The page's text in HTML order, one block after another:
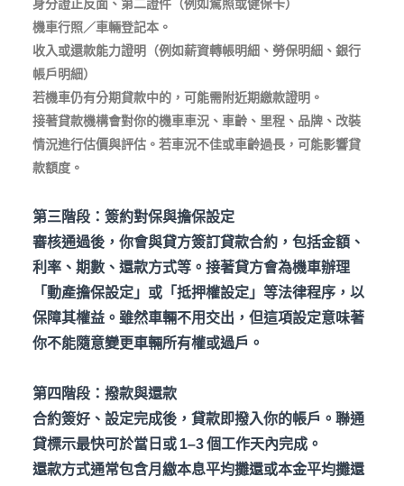
身分證正反面、第二證件（例如駕照或健保卡）
機車行照／車輛登記本。
收入或還款能力證明（例如薪資轉帳明細、勞保明細、銀行
帳戶明細）
若機車仍有分期貸款中的，可能需附近期繳款證明。
接著貸款機構會對你的機車車況、車齡、里程、品牌、改裝
情況進行估價與評估。若車況不佳或車齡過長，可能影響貸
款額度。
第三階段：簽約對保與擔保設定
審核通過後，你會與貸方簽訂貸款合約，包括金額、
利率、期數、還款方式等。接著貸方會為機車辦理
「動產擔保設定」或「抵押權設定」等法律程序，以
保障其權益。雖然車輛不用交出，但這項設定意味著
你不能隨意變更車輛所有權或過戶。
第四階段：撥款與還款
合約簽好、設定完成後，貸款即撥入你的帳戶。聯通
貸標示最快可於當日或 1–3個工作天內完成。
還款方式通常包含月繳本息平均攤還或本金平均攤還